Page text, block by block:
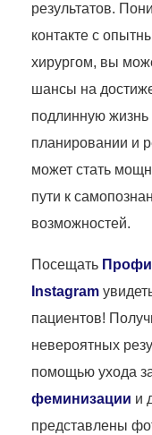
результатов.
контакте с
хирургом, вы
шансы на
подлинную жизнь
планировании и
может стать
пути к
возможностей.
Посещать
Instagram
пациентов!
невероятных
помощью ухода
феминизации и
представлены